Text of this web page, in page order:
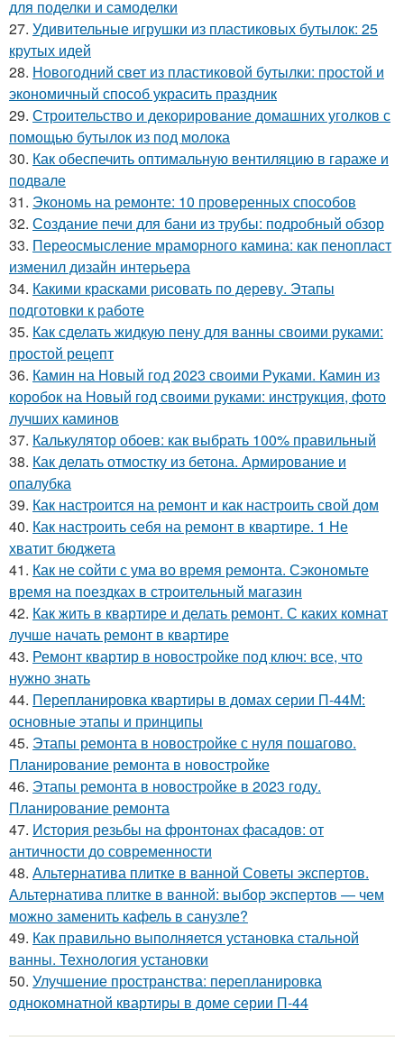
для поделки и самоделки
27. Удивительные игрушки из пластиковых бутылок: 25
крутых идей
28. Новогодний свет из пластиковой бутылки: простой и
экономичный способ украсить праздник
29. Строительство и декорирование домашних уголков с
помощью бутылок из под молока
30. Как обеспечить оптимальную вентиляцию в гараже и
подвале
31. Экономь на ремонте: 10 проверенных способов
32. Создание печи для бани из трубы: подробный обзор
33. Переосмысление мраморного камина: как пенопласт
изменил дизайн интерьера
34. Какими красками рисовать по дереву. Этапы
подготовки к работе
35. Как сделать жидкую пену для ванны своими руками:
простой рецепт
36. Камин на Новый год 2023 своими Руками. Камин из
коробок на Новый год своими руками: инструкция, фото
лучших каминов
37. Калькулятор обоев: как выбрать 100% правильный
38. Как делать отмостку из бетона. Армирование и
опалубка
39. Как настроится на ремонт и как настроить свой дом
40. Как настроить себя на ремонт в квартире. 1 Не
хватит бюджета
41. Как не сойти с ума во время ремонта. Сэкономьте
время на поездках в строительный магазин
42. Как жить в квартире и делать ремонт. С каких комнат
лучше начать ремонт в квартире
43. Ремонт квартир в новостройке под ключ: все, что
нужно знать
44. Перепланировка квартиры в домах серии П-44М:
основные этапы и принципы
45. Этапы ремонта в новостройке с нуля пошагово.
Планирование ремонта в новостройке
46. Этапы ремонта в новостройке в 2023 году.
Планирование ремонта
47. История резьбы на фронтонах фасадов: от
античности до современности
48. Альтернатива плитке в ванной Советы экспертов.
Альтернатива плитке в ванной: выбор экспертов — чем
можно заменить кафель в санузле?
49. Как правильно выполняется установка стальной
ванны. Технология установки
50. Улучшение пространства: перепланировка
однокомнатной квартиры в доме серии П-44